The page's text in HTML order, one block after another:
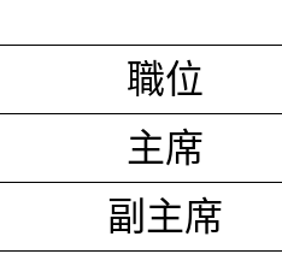
職位
主席
副主席